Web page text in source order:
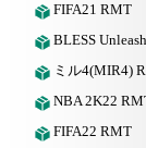
FIFA21 RMT
BLESS
ミル4(MIR4)
NBA 2K22
FIFA22 RMT